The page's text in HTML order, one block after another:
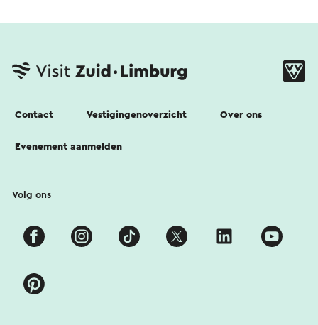
Contact Vestigingenoverzicht Over ons
Evenement aanmelden
Volg ons